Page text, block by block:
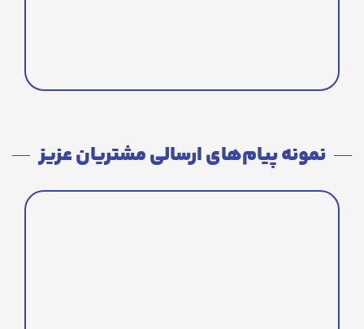
نمونه پیام‌های ارسالی مشتریان عزیز